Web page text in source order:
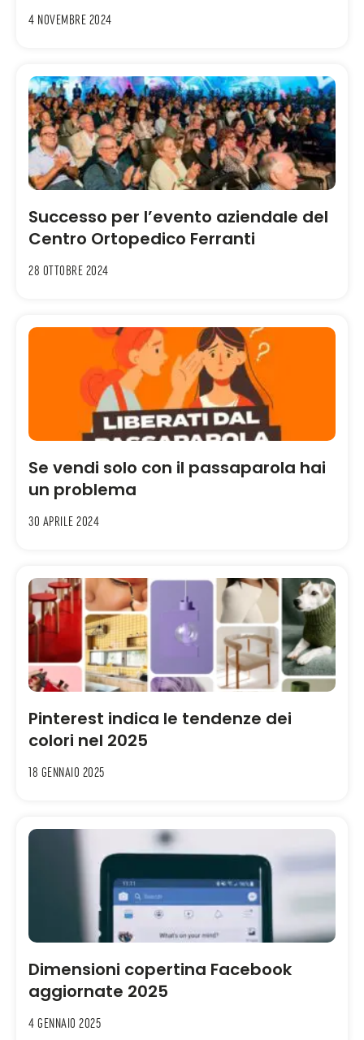
4 Novembre 2024
Successo per l’evento aziendale del
Centro Ortopedico Ferranti
28 Ottobre 2024
Se vendi solo con il passaparola hai
un problema
30 Aprile 2024
Pinterest indica le tendenze dei
colori nel 2025
18 Gennaio 2025
Dimensioni copertina Facebook
aggiornate 2025
4 Gennaio 2025